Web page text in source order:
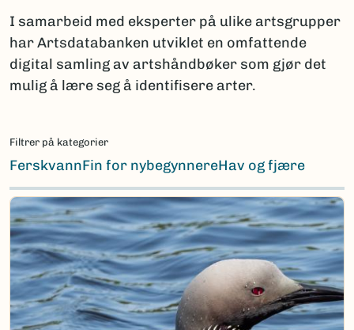
I samarbeid med eksperter på ulike artsgrupper
har Artsdatabanken utviklet en omfattende
digital samling av artshåndbøker som gjør det
mulig å lære seg å identifisere arter.
Filtrer på kategorier
FerskvannFin for nybegynnereHav og fjære